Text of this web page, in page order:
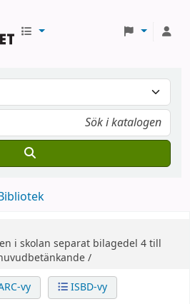
i skolan separat bilagedel 4 till
/
vy ISBD-vy